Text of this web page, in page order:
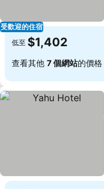
受歡迎的住宿
低至 $1,402
查看其他 7 個網站的價格